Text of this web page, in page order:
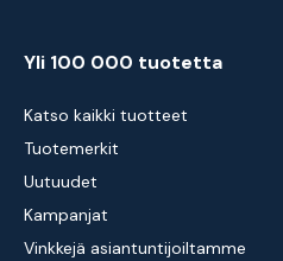
Yli 100 000 tuotetta
Katso kaikki tuotteet
Tuotemerkit
Uutuudet
Kampanjat
Vinkkejä asiantuntijoiltamme